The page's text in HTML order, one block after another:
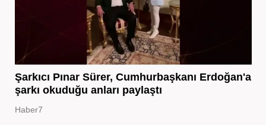
Şarkıcı Pınar Sürer, Cumhurbaşkanı Erdoğan'a
şarkı okuduğu anları paylaştı
Haber7